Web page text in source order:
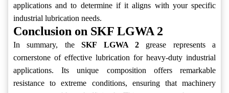
applications and to determine if it aligns with your specific
industrial lubrication needs.
Conclusion on SKF LGWA 2
In summary, theSKF LGWA 2grease represents a
cornerstone of effective lubrication for heavy-duty industrial
applications. Its unique composition offers remarkable
resistance to extreme conditions, ensuring that machinery